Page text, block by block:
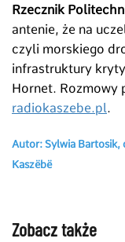
Rzecznik
antenie, że na
czyli morskiego
infrastruktury
Hornet. Rozmowy
radiokaszebe.pl.
Autor: Sylwia Bartosik,
Kaszëbë
Zobacz także